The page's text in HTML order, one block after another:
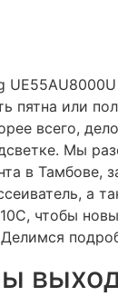
UE55AU8000U
пятна или
всего,
Мы
в Тамбове,
а
чтобы